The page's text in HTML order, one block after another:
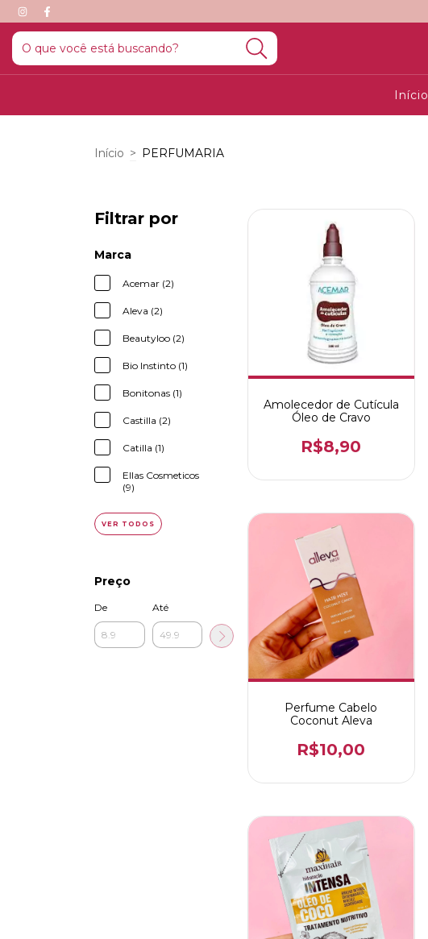
Início
Início > PERFUMARIA
Filtrar por
Marca
Acemar (2)
Aleva (2)
Beautyloo (2)
Bio Instinto (1)
Bonitonas (1)
Castilla (2)
Catilla (1)
Ellas Cosmeticos
(9)
VER TODOS
Preço
De Até
Amolecedor de Cutícula
Óleo de Cravo
R$8,90
Perfume Cabelo
Coconut Aleva
R$10,00